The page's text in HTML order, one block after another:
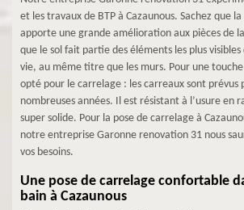
et les travaux de BTP à Cazaunous. Sachez que
apporte une grande amélioration aux pièces de
que le sol fait partie des éléments les plus visibles
vie, au même titre que les murs. Pour une
opté pour le carrelage : les carreaux sont prévus
nombreuses années. Il est résistant à l’usure en
super solide. Pour la pose de carrelage à
notre entreprise Garonne renovation 31 nous
vos besoins.
Une pose de carrelage confortable
bain à Cazaunous